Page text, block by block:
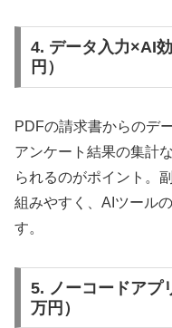
4. データ入力×AI
円）
PDFの請求書からのデ
アンケート結果の集計
られるのがポイント。
組みやすく、AIツール
す。
5. ノーコードアプ
万円）